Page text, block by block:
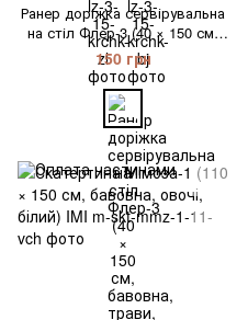
Ранер доріжка сервірувальна
на стіл Флер-3 (40 × 150 см,
бавовна, трави, бежевий) IMI
150 грн